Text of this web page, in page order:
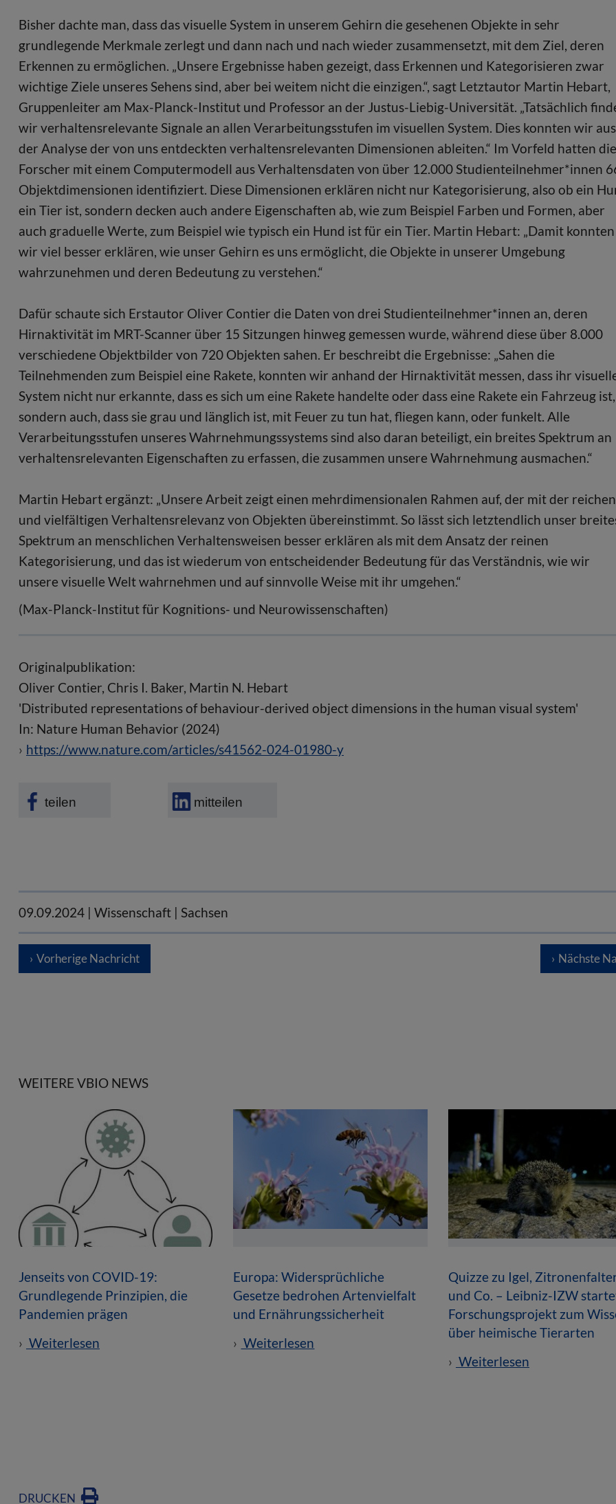
Bisher dachte man, dass das visuelle System in unserem Gehirn die gesehenen Objekte in sehr
grundlegende Merkmale zerlegt und dann nach und nach wieder zusammensetzt, mit dem Ziel, deren
Erkennen zu ermöglichen. „Unsere Ergebnisse haben gezeigt, dass Erkennen und Kategorisieren zwar
wichtige Ziele unseres Sehens sind, aber bei weitem nicht die einzigen.“, sagt Letztautor Martin Hebart,
Gruppenleiter am Max-Planck-Institut und Professor an der Justus-Liebig-Universität. „Tatsächlich
wir verhaltensrelevante Signale an allen Verarbeitungsstufen im visuellen System. Dies konnten wir aus
der Analyse der von uns entdeckten verhaltensrelevanten Dimensionen ableiten.“ Im Vorfeld hatten die
Forscher mit einem Computermodell aus Verhaltensdaten von über 12.000 Studienteilnehmer*innen
Objektdimensionen identifiziert. Diese Dimensionen erklären nicht nur Kategorisierung, also ob ein
ein Tier ist, sondern decken auch andere Eigenschaften ab, wie zum Beispiel Farben und Formen, aber
auch graduelle Werte, zum Beispiel wie typisch ein Hund ist für ein Tier. Martin Hebart: „Damit konnten
wir viel besser erklären, wie unser Gehirn es uns ermöglicht, die Objekte in unserer Umgebung
wahrzunehmen und deren Bedeutung zu verstehen.“
Dafür schaute sich Erstautor Oliver Contier die Daten von drei Studienteilnehmer*innen an, deren
Hirnaktivität im MRT-Scanner über 15 Sitzungen hinweg gemessen wurde, während diese über 8.000
verschiedene Objektbilder von 720 Objekten sahen. Er beschreibt die Ergebnisse: „Sahen die
Teilnehmenden zum Beispiel eine Rakete, konnten wir anhand der Hirnaktivität messen, dass ihr
System nicht nur erkannte, dass es sich um eine Rakete handelte oder dass eine Rakete ein Fahrzeug ist,
sondern auch, dass sie grau und länglich ist, mit Feuer zu tun hat, fliegen kann, oder funkelt. Alle
Verarbeitungsstufen unseres Wahrnehmungssystems sind also daran beteiligt, ein breites Spektrum an
verhaltensrelevanten Eigenschaften zu erfassen, die zusammen unsere Wahrnehmung ausmachen.“
Martin Hebart ergänzt: „Unsere Arbeit zeigt einen mehrdimensionalen Rahmen auf, der mit der reichen
und vielfältigen Verhaltensrelevanz von Objekten übereinstimmt. So lässt sich letztendlich unser
Spektrum an menschlichen Verhaltensweisen besser erklären als mit dem Ansatz der reinen
Kategorisierung, und das ist wiederum von entscheidender Bedeutung für das Verständnis, wie wir
unsere visuelle Welt wahrnehmen und auf sinnvolle Weise mit ihr umgehen.“
(Max-Planck-Institut für Kognitions- und Neurowissenschaften)
Originalpublikation:
Oliver Contier, Chris I. Baker, Martin N. Hebart
'Distributed representations of behaviour-derived object dimensions in the human visual system'
In: Nature Human Behavior (2024)
https://www.nature.com/articles/s41562-024-01980-y
teilen mitteilen
09.09.2024 | Wissenschaft | Sachsen
Vorherige Nachricht Nächste
WEITERE VBIO NEWS
Jenseits von COVID-19:
Grundlegende Prinzipien, die
Pandemien prägen
Weiterlesen
Europa: Widersprüchliche
Gesetze bedrohen Artenvielfalt
und Ernährungssicherheit
Weiterlesen
Quizze zu Igel,
und Co. – Leibniz-IZW
Forschungsprojekt zum
über heimische Tierarten
Weiterlesen
DRUCKEN